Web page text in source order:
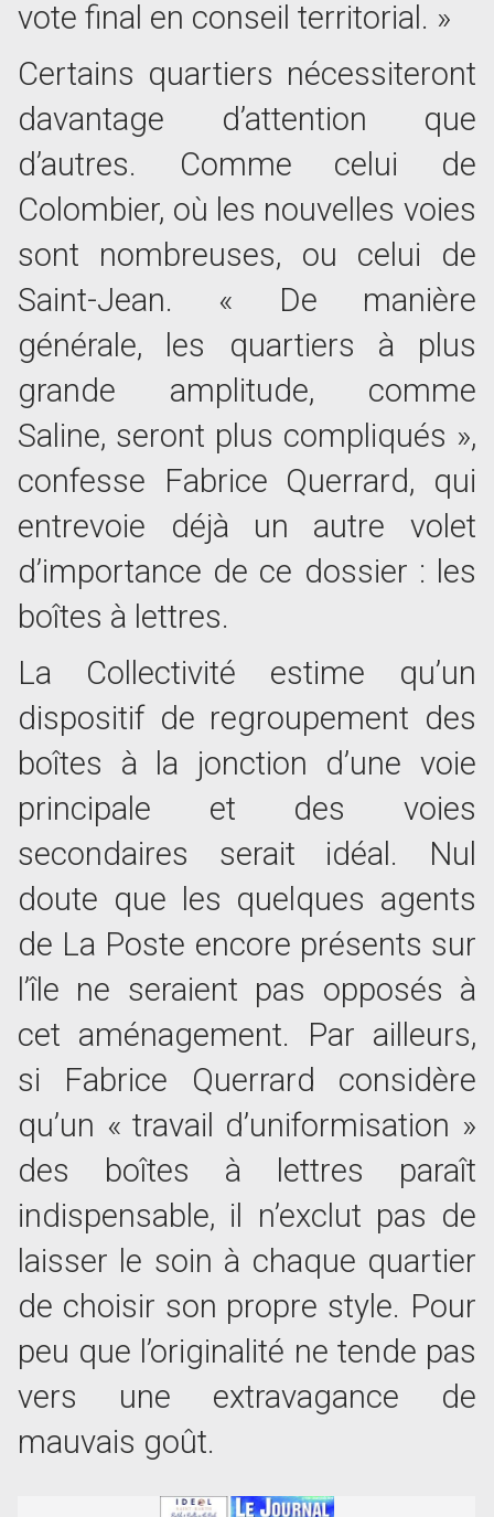
vote final en conseil territorial. »
Certains quartiers nécessiteront
davantage d’attention que
d’autres. Comme celui de
Colombier, où les nouvelles voies
sont nombreuses, ou celui de
Saint-Jean. « De manière
générale, les quartiers à plus
grande amplitude, comme
Saline, seront plus compliqués »,
confesse Fabrice Querrard, qui
entrevoie déjà un autre volet
d’importance de ce dossier : les
boîtes à lettres.
La Collectivité estime qu’un
dispositif de regroupement des
boîtes à la jonction d’une voie
principale et des voies
secondaires serait idéal. Nul
doute que les quelques agents
de La Poste encore présents sur
l’île ne seraient pas opposés à
cet aménagement. Par ailleurs,
si Fabrice Querrard considère
qu’un « travail d’uniformisation »
des boîtes à lettres paraît
indispensable, il n’exclut pas de
laisser le soin à chaque quartier
de choisir son propre style. Pour
peu que l’originalité ne tende pas
vers une extravagance de
mauvais goût.